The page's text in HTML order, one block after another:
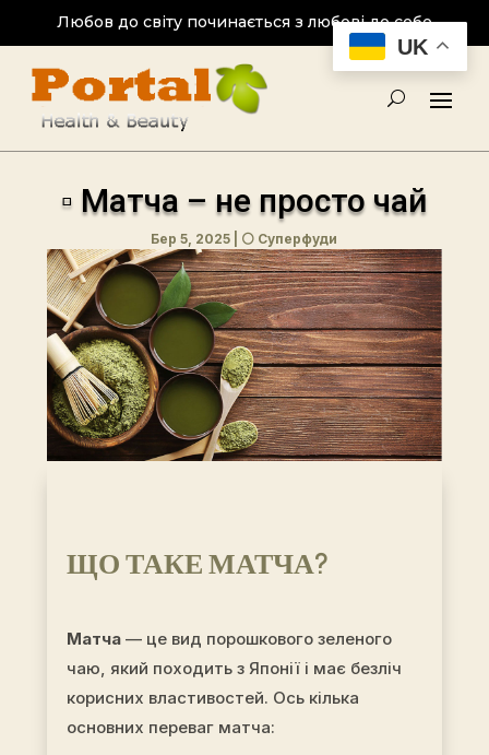
Любов до світу починається з любові до себе
▫ Матча – не просто чай
Бер 5, 2025 ⚪ Суперфуди
ЩО ТАКЕ МАТЧА?
Матча— це вид порошкового зеленого
чаю, який походить з Японії і має безліч
корисних властивостей. Ось кілька
основних переваг матча:
UK